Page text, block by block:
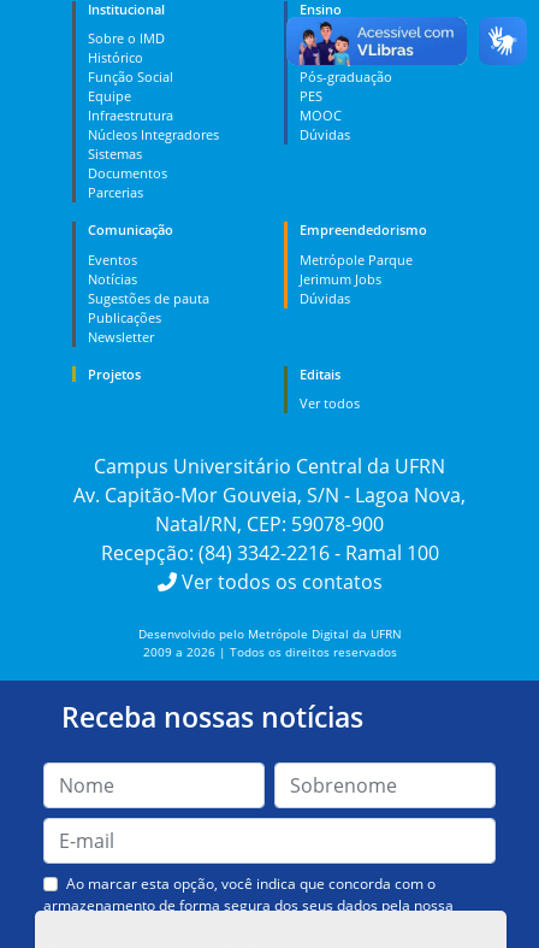
Institucional
Sobre o IMD
Histórico
Função Social
Equipe
Infraestrutura
Núcleos Integradores
Sistemas
Documentos
Parcerias
Ensino
Curso Técnico
Graduação
Pós-graduação
PES
MOOC
Dúvidas
Comunicação
Eventos
Notícias
Sugestões de pauta
Publicações
Newsletter
Empreendedorismo
Metrópole Parque
Jerimum Jobs
Dúvidas
Projetos
Editais
Ver todos
Campus Universitário Central da UFRN
Av. Capitão-Mor Gouveia, S/N - Lagoa Nova,
Natal/RN, CEP: 59078-900
Recepção: (84) 3342-2216 - Ramal 100
Ver todos os contatos
Desenvolvido pelo Metrópole Digital da UFRN
2009 a 2026 | Todos os direitos reservados
Receba nossas notícias
Ao marcar esta opção, você indica que concorda com o
armazenamento de forma segura dos seus dados pela nossa